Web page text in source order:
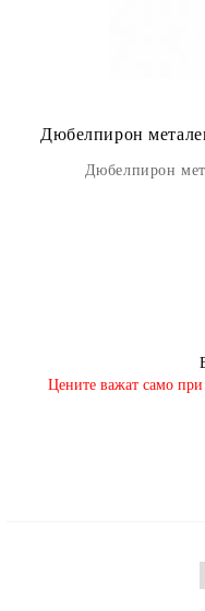
Дюбелпирон
Дюбелпирон
​Цените важат само